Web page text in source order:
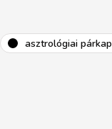
asztrológiai